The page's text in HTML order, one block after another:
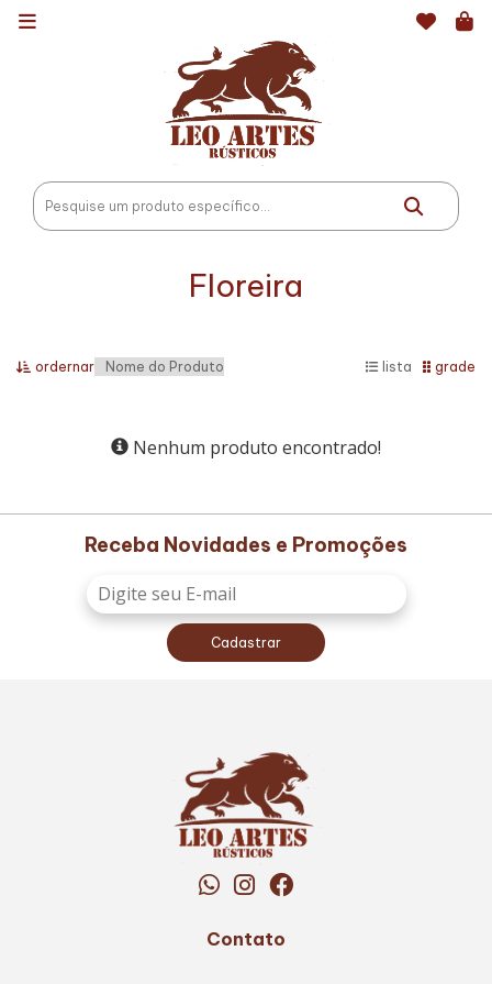
Floreira
ordernar lista grade
Nenhum produto encontrado!
Receba Novidades e Promoções
Cadastrar
Contato